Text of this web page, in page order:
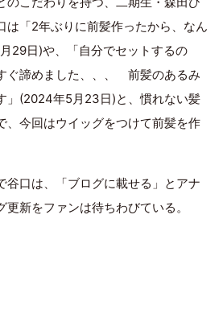
は「2年ぶりに前髪作ったから、なん
29日)や、「自分でセットするの
ぐ諦めました、、、 前髪のあるみ
」(2024年5月23日)と、慣れない髪
、今回はウイッグをつけて前髪を作
谷口は、「ブログに載せる」とアナ
新をファンは待ちわびている。